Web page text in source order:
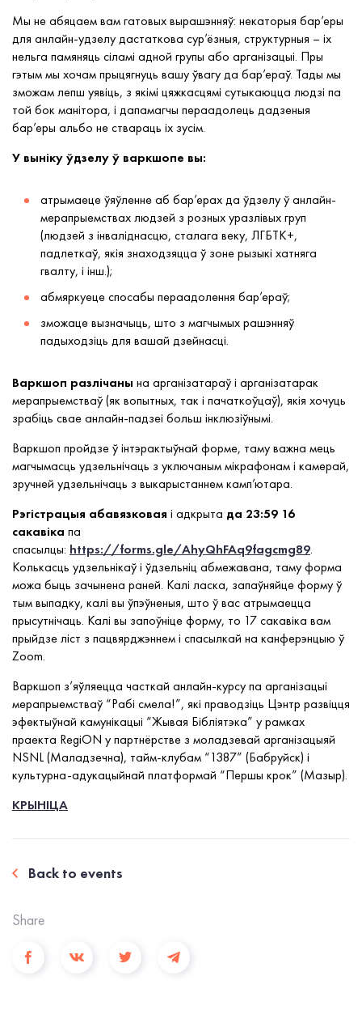
Мы не абяцаем вам гатовых вырашэнняў: некаторыя бар’еры
для анлайн-удзелу дастаткова сур’ёзныя, структурныя – іх
нельга памяняць сіламі адной групы або арганізацыі. Пры
гэтым мы хочам прыцягнуць вашу ўвагу да бар’ераў. Тады мы
зможам лепш уявіць, з якімі цяжкасцямі сутыкаюцца людзі па
той бок манітора, і дапамагчы пераадолець дадзеныя
бар’еры альбо не ствараць іх зусім.
У выніку ўдзелу ў варкшопе вы:
атрымаеце ўяўленне аб бар’ерах да ўдзелу ў анлайн-
мерапрыемствах людзей з розных уразлівых груп
(людзей з інваліднасцю, сталага веку, ЛГБТК+,
падлеткаў, якія знаходзяцца ў зоне рызыкі хатняга
гвалту, і інш.);
абмяркуеце спосабы пераадолення бар’ераў;
зможаце вызначыць, што з магчымых рашэнняў
падыходзіць для вашай дзейнасці.
Варкшоп разлічаны на арганізатараў і арганізатарак
мерапрыемстваў (як вопытных, так і пачаткоўцаў), якія хочуць
зрабіць свае анлайн-падзеі больш інклюзіўнымі.
Варкшоп пройдзе ў інтэрактыўнай форме, таму важна мець
магчымасць удзельнічаць з уключаным мікрафонам і камерай,
зручней удзельнічаць з выкарыстаннем камп’ютара.
Рэгістрацыя абавязковая і адкрыта да 23:59 16
сакавіка па
спасылцы: https://forms.gle/AhyQhFAq9fagcmg89.
Колькасць удзельнікаў і ўдзельніц абмежавана, таму форма
можа быць зачынена раней. Калі ласка, запаўняйце форму ў
тым выпадку, калі вы ўпэўненыя, што ў вас атрымаецца
прысутнічаць. Калі вы запоўніце форму, то 17 сакавіка вам
прыйдзе ліст з пацвярджэннем і спасылкай на канферэнцыю ў
Zoom.
Варкшоп з’яўляецца часткай анлайн-курсу па арганізацыі
мерапрыемстваў “Рабі смела!”, які праводзіць Цэнтр развіцця
эфектыўнай камунікацыі “Жывая Бібліятэка” у рамках
праекта RegiON у партнёрстве з моладзевай арганізацыяй
NSNL (Маладзечна), тайм-клубам “1387” (Бабруйск) і
культурна-адукацыйнай платформай “Першы крок” (Мазыр).
КРЫНІЦА
Back to events
Share